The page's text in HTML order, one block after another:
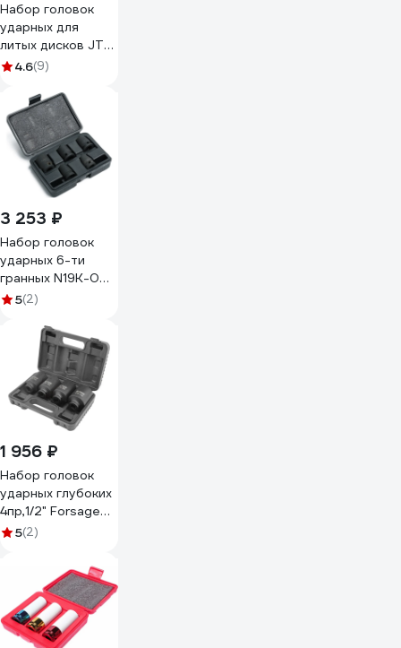
Набор головок
ударных для
литых дисков JTC
17-19-21мм, длина
489902
4.6(9)
3 253 ₽
Набор головок
ударных 6-ти
гранных N19K-005
(5 шт; 1/2'')
064041805
5(2)
1 956 ₽
Набор головок
ударных глубоких
4пр,1/2" Forsage
12-гр, в кейсе F-
5(2)